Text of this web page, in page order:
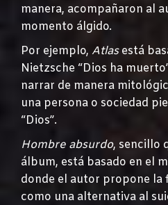
manera, acompañaron al
momento álgido.
Por ejemplo, Atlasestá
Nietzsche “Dios ha
narrar de manera
una persona o sociedad
“Dios”.
Hombre absurdo, sencillo
álbum, está basado en el
donde el autor propone la
como una alternativa al